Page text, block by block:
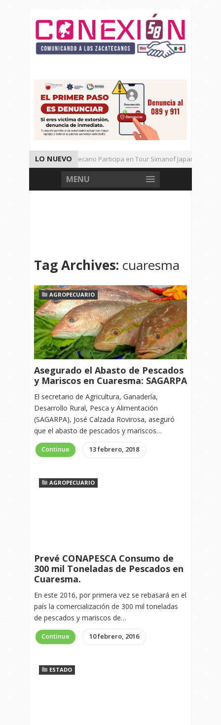
LO NUEVO
Universitario Zacatecano Participa en Tour Simanof Japan 2026
Implementa SAMA Estrategia de Reciclaje con Empresa PetStar
MENU
Tag Archives: cuaresma
AGROPECUARIO
Asegurado el Abasto de Pescados
y Mariscos en Cuaresma: SAGARPA
El secretario de Agricultura, Ganadería,
Desarrollo Rural, Pesca y Alimentación
(SAGARPA), José Calzada Rovirosa, aseguró
que el abasto de pescados y mariscos…
Continue 13 febrero, 2018
AGROPECUARIO
Prevé CONAPESCA Consumo de
300 mil Toneladas de Pescados en
Cuaresma.
En este 2016, por primera vez se rebasará en el
país la comercialización de 300 mil toneladas
de pescados y mariscos de…
Continue 10 febrero, 2016
ESTADO